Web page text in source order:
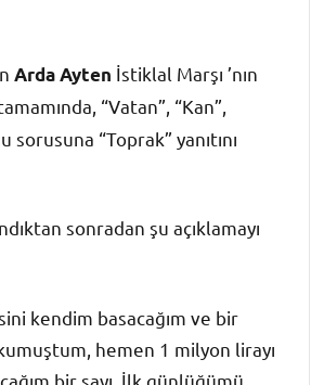
Arda Ayten İstiklal Marşı ’nın
“Vatan”, “Kan”,
“Toprak” yanıtını
sonradan şu açıklamayı
kendim basacağım ve bir
hemen 1 milyon lirayı
bir sayı. İlk günlüğümü